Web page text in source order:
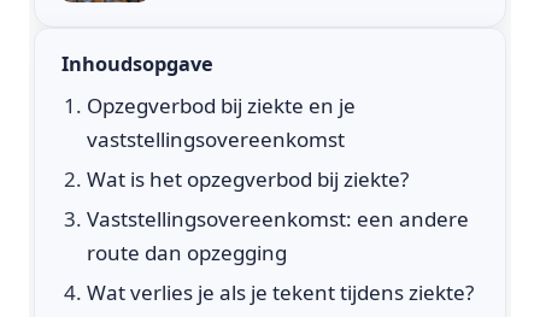
Inhoudsopgave
Opzegverbod bij ziekte en je
vaststellingsovereenkomst
Wat is het opzegverbod bij ziekte?
Vaststellingsovereenkomst: een andere
route dan opzegging
Wat verlies je als je tekent tijdens ziekte?